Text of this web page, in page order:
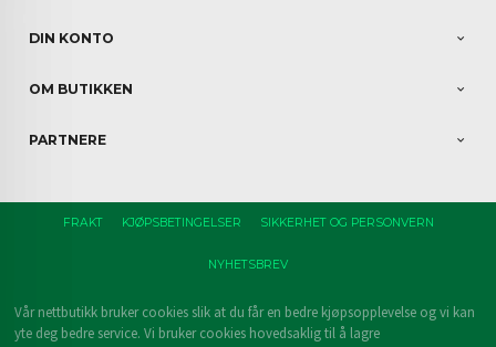
DIN KONTO
OM BUTIKKEN
PARTNERE
FRAKT KJØPSBETINGELSER SIKKERHET OG PERSONVERN
NYHETSBREV
Vår nettbutikk bruker cookies slik at du får en bedre kjøpsopplevelse og vi kan
yte deg bedre service. Vi bruker cookies hovedsaklig til å lagre